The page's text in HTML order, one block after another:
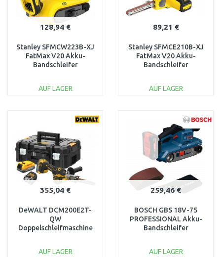
128,94 €
Stanley SFMCW223B-XJ
FatMax V20 Akku-
Bandschleifer
AUF LAGER
89,21 €
Stanley SFMCE210B-XJ
FatMax V20 Akku-
Bandschleifer
AUF LAGER
Vergleichen
355,04 €
DeWALT DCM200E2T-
QW
Doppelschleifmaschine
AUF LAGER
259,46 €
BOSCH GBS 18V-75
PROFESSIONAL Akku-
Bandschleifer
AUF LAGER